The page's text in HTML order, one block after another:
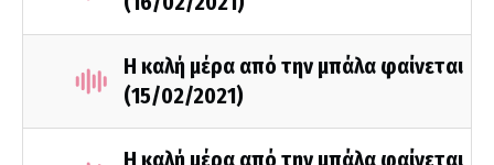
Η καλή μέρα από την μπάλα φαίνεται
(15/02/2021)